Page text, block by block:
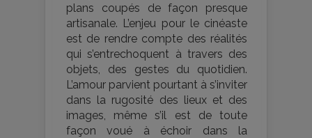
plans coupés de façon presque
artisanale. L’enjeu pour le cinéaste
est de rendre compte des réalités
qui s’entrechoquent à travers des
objets, des gestes du quotidien.
L’amour parvient pourtant à s’inviter
dans la rugosité des lieux et des
images, même s’il est de toute
façon voué à échoir dans la